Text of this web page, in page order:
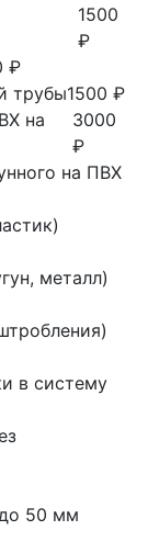
1500
₽
₽
трубы1500 ₽
на
3000
₽
на ПВХ
металл)
в систему
50 мм